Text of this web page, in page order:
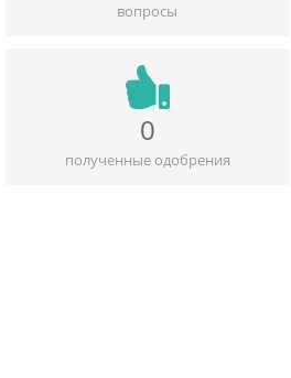
вопросы
0
полученные одобрения